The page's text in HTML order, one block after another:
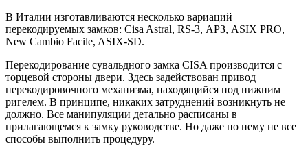
В Италии изготавливаются несколько вариаций
перекодируемых замков: Cisa Astral, RS-3, АРЗ, ASIX PRO,
New Cambio Facile, ASIX-SD.
Перекодирование сувальдного замка CISA производится с
торцевой стороны двери. Здесь задействован привод
перекодировочного механизма, находящийся под нижним
ригелем. В принципе, никаких затруднений возникнуть не
должно. Все манипуляции детально расписаны в
прилагающемся к замку руководстве. Но даже по нему не все
способы выполнить процедуру.